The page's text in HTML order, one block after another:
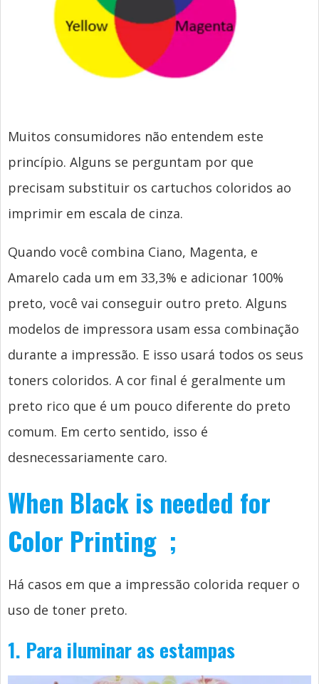
Muitos consumidores não entendem este
princípio. Alguns se perguntam por que
precisam substituir os cartuchos coloridos ao
imprimir em escala de cinza.
Quando você combina Ciano, Magenta, e
Amarelo cada um em 33,3% e adicionar 100%
preto, você vai conseguir outro preto. Alguns
modelos de impressora usam essa combinação
durante a impressão. E isso usará todos os seus
toners coloridos. A cor final é geralmente um
preto rico que é um pouco diferente do preto
comum. Em certo sentido, isso é
desnecessariamente caro.
When Black is needed for
Color Printing ;
Há casos em que a impressão colorida requer o
uso de toner preto.
1. Para iluminar as estampas